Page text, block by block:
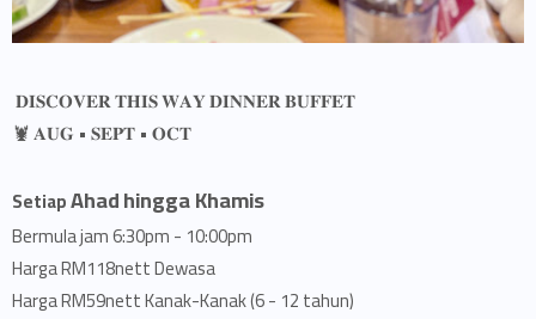
𝐃𝐈𝐒𝐂𝐎𝐕𝐄𝐑 𝐓𝐇𝐈𝐒 𝐖𝐀𝐘 𝐃𝐈𝐍𝐍𝐄𝐑 𝐁𝐔𝐅𝐅𝐄𝐓
𝐀𝐔𝐆 • 𝐒𝐄𝐏𝐓 • 𝐎𝐂𝐓 🦞
SetiapAhadhingga Khamis
Bermula jam 6:30pm - 10:00pm
Harga RM118nett Dewasa
Harga RM59nett Kanak-Kanak (6 - 12 tahun)